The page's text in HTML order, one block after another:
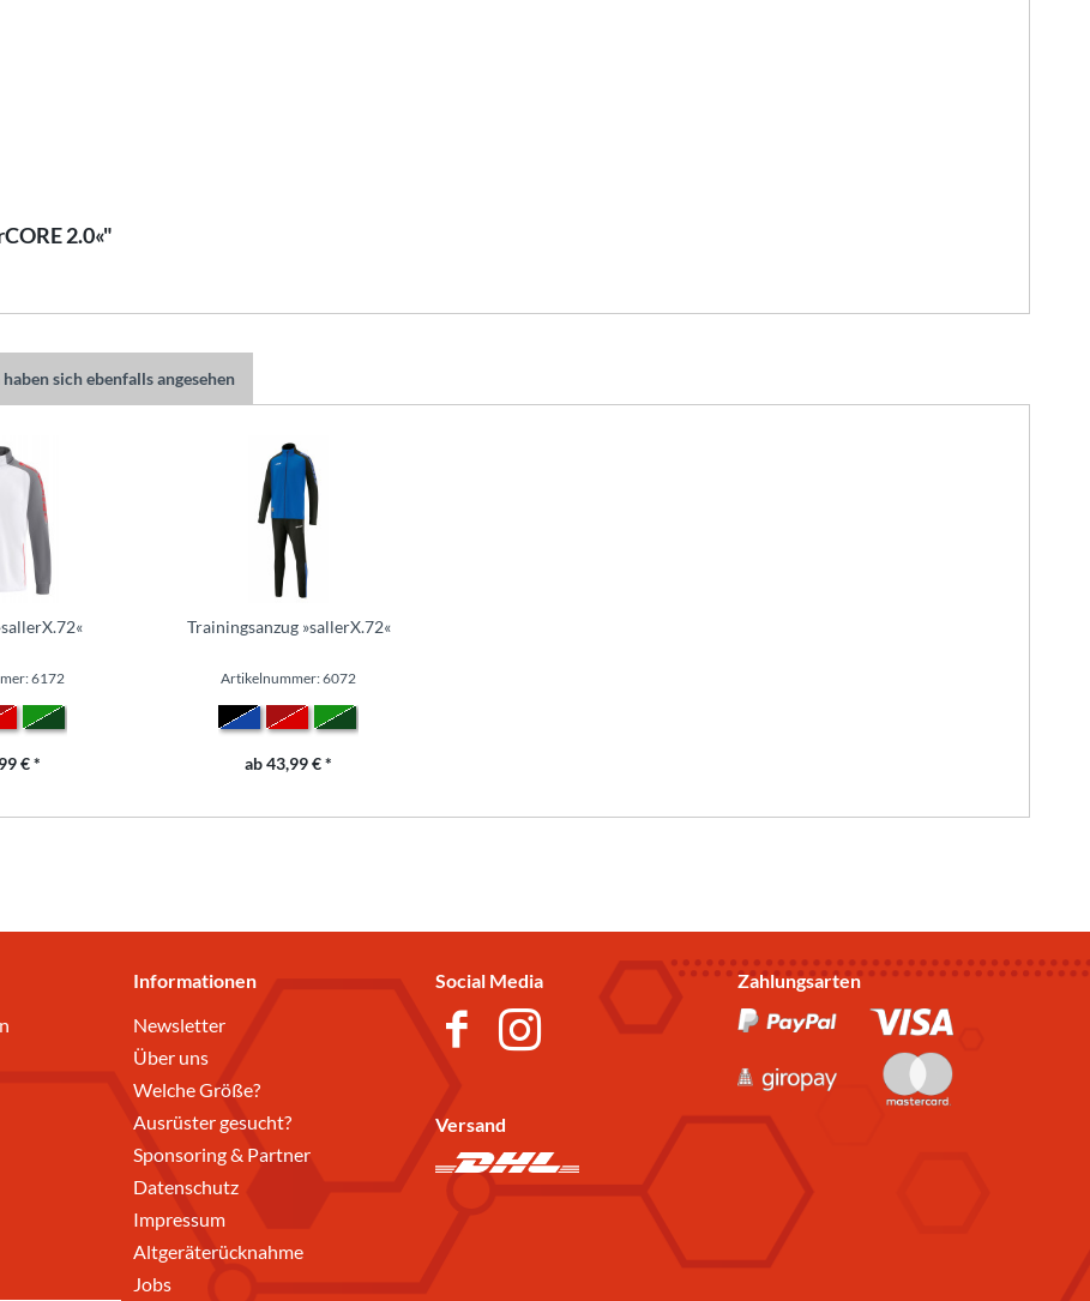
2.0«"
sich ebenfalls angesehen
6172
€ *
Trainingsanzug »sallerX.72«
Artikelnummer: 6072
ab 43,99 € *
Informationen
Newsletter
Über uns
Welche Größe?
Ausrüster gesucht?
Sponsoring & Partner
Datenschutz
Impressum
Altgeräterücknahme
Jobs
Social Media
Versand
Zahlungsarten